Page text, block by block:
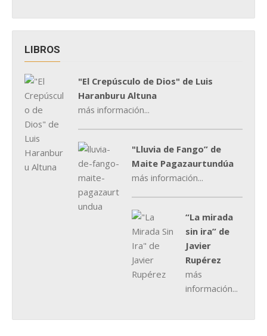
LIBROS
"El Crepúsculo de Dios" de Luis
Haranburu Altuna
más información...
"Lluvia de Fango” de
Maite Pagazaurtundúa
más información...
“La mirada
sin ira” de
Javier
Rupérez
más
información...